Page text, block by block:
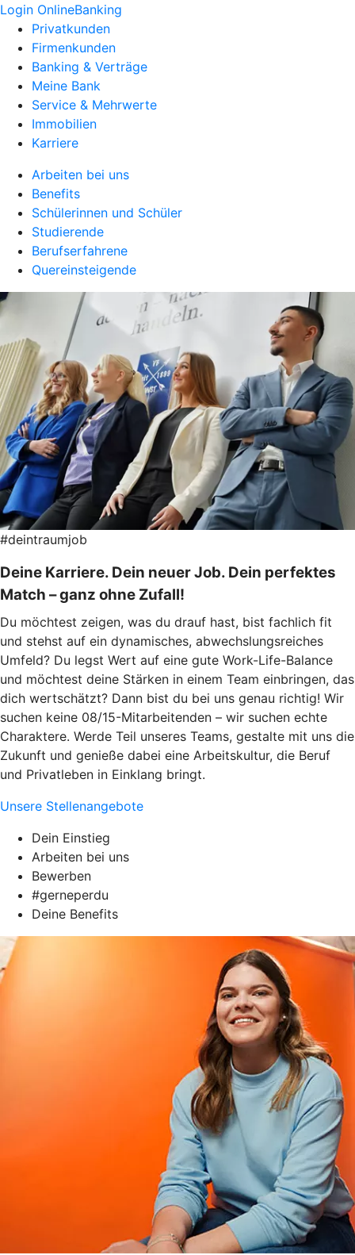
Login OnlineBanking
Privatkunden
Firmenkunden
Banking & Verträge
Meine Bank
Service & Mehrwerte
Immobilien
Karriere
Arbeiten bei uns
Benefits
Schülerinnen und Schüler
Studierende
Berufserfahrene
Quereinsteigende
#deintraumjob
Deine Karriere. Dein neuer Job. Dein perfektes
Match – ganz ohne Zufall!
Du möchtest zeigen, was du drauf hast, bist fachlich fit
und stehst auf ein dynamisches, abwechslungsreiches
Umfeld? Du legst Wert auf eine gute Work-Life-Balance
und möchtest deine Stärken in einem Team einbringen, das
dich wertschätzt? Dann bist du bei uns genau richtig! Wir
suchen keine 08/15-Mitarbeitenden – wir suchen echte
Charaktere. Werde Teil unseres Teams, gestalte mit uns die
Zukunft und genieße dabei eine Arbeitskultur, die Beruf
und Privatleben in Einklang bringt.
Unsere Stellenangebote
Dein Einstieg
Arbeiten bei uns
Bewerben
#gerneperdu
Deine Benefits